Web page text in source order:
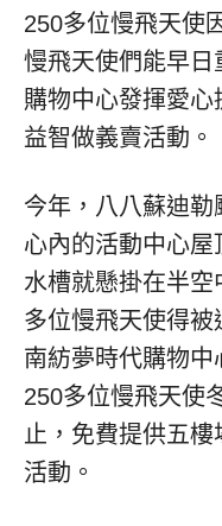
250多位慢飛天使
慢飛天使們能早
購物中心發揮愛
益智做義賣活動。
今年，八八蘇迪
心內的活動中心
水槽就懸掛在半
多位慢飛天使得被
南紡夢時代購物
250多位慢飛天使
止，免費提供五
活動。